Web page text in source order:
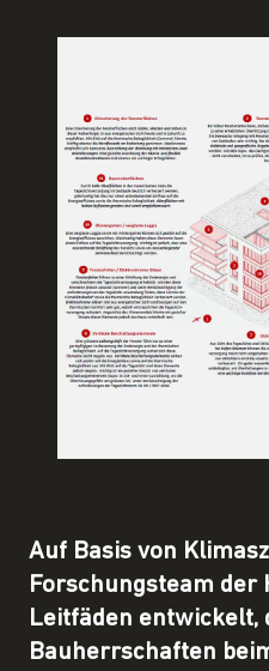
Auf Basis von
Forschungsteam der
Leitfäden entwickelt,
Bauherrschaften